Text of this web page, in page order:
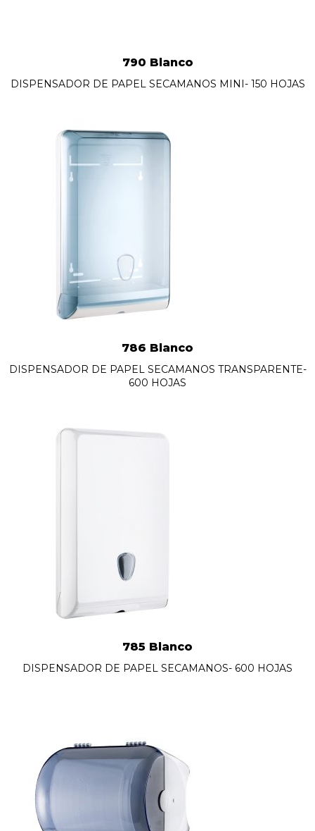
790 Blanco
DISPENSADOR DE PAPEL SECAMANOS MINI- 150 HOJAS
786 Blanco
DISPENSADOR DE PAPEL SECAMANOS TRANSPARENTE-
600 HOJAS
785 Blanco
DISPENSADOR DE PAPEL SECAMANOS- 600 HOJAS